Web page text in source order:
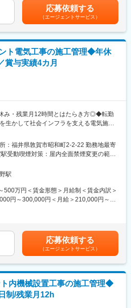
進み、残業時間が短縮傾向にあります。
ームリーダーや担当営業が付き、希望と現
度のチェック、残業時間をチェックしま
での案件アサイン
ル構築・キャリアパスを実現させるチャ
引があり、業界も通信・製造・金融・流
関等と幅広いため、多彩なプロジェクト
。
成や、店頭キャンペーン企画などに積極
また、接客業務だけでなく、店頭で使用
成、キャンペーン企画などセールス向上
ンをお任せすることもあります。
パス
タートし、後輩指導やリーダー業務もゆ
正社員登用後はマネジメントやメンバー
するなどのステップアップが可能です。
の様々な部門に就くチャンスもありま
成長とその成果をしっかりと評価しま
ォローし、早期に一人前となるフォロー
修を筆頭に各種研修制度を充実させ、社
っています。ご経験が無い方でもソフト
にサポートします。
ネスマナーや接客スキルを学んで頂きま
が研修講師を務め、実務に基づいた丁寧
実践で使えるスキルを指導致します。
フト提出時に希望をご提示していただけ
く方、社内でも飲食店勤務や教員、工場
からマネジャーや営業企画、マーケティ
ャリアアップ例がございます。
販売職正社員）：年収350～800万円スー
社員）年収350～690万円エリアマネージ
収400～1,000万円賃金はあくまでも目安
じて上下する可能性があります。月給(月
記です。
応募依頼する
（エージェントサービス）
ト電気工事の施工管理◆年休
賞与実績4カ月
み・残業月12時間とはたらき方◎◆転勤
生かして社会インフラを支える電気施工
気設備工事が、安全かつ計画どおりに進
。自ら工事を行うのではなく、発注者や
と連携し、工事の進み具合・安全・品質
業務をお任せします。
内容や注意事項の共有
でいるかの進捗確認
されているかの確認
業環境の確認
：福井県敦賀市昭和町2-2-22 勤務地最寄
受動喫煙対策：屋内全面禁煙変更の範
駅
500万円＜賃金形態＞月給制＜賃金内訳＞
円～300,000円＜月給＞210,000円～
通じて上下する可能性があります。月給
た表記です。
応募依頼する
（エージェントサービス）
ト内機械設置工事の施工管理◆
制/残業月12h